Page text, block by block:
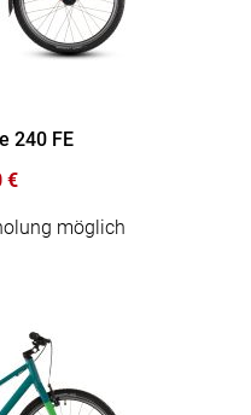
240 FE
€
möglich